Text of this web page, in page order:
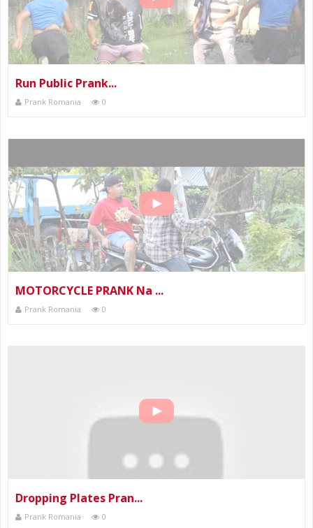
Run Public Prank...
Prank Romania 0
MOTORCYCLE PRANK Na ...
Prank Romania 0
Dropping Plates Pran...
Prank Romania 0